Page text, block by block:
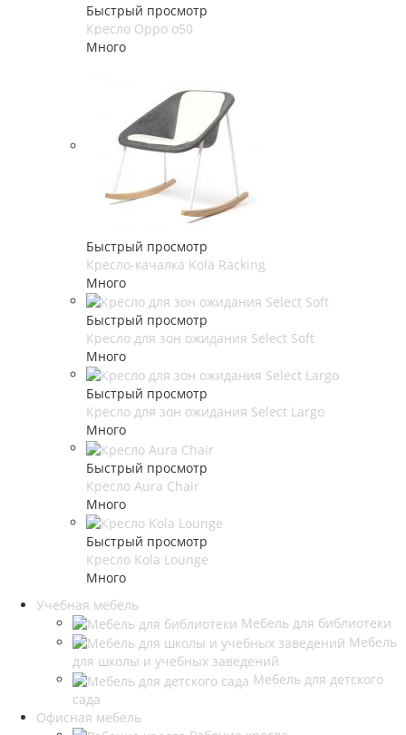
Быстрый просмотр
Кресло Oppo o50
Много
Быстрый просмотр
Кресло-качалка Kola Racking
Много
Быстрый просмотр
Кресло для зон ожидания Select Soft
Много
Быстрый просмотр
Кресло для зон ожидания Select Largo
Много
Быстрый просмотр
Кресло Aura Chair
Много
Быстрый просмотр
Кресло Kola Lounge
Много
Учебная мебель
Мебель для библиотеки
Мебель
для школы и учебных заведений
Мебель для детского
сада
Офисная мебель